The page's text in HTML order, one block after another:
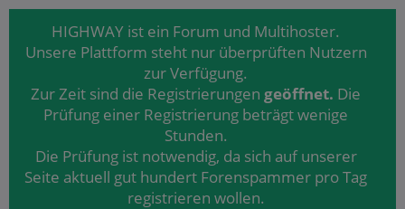
HIGHWAY ist ein Forum und Multihoster.
Unsere Plattform steht nur überprüften Nutzern
zur Verfügung.
Zur Zeit sind die Registrierungen geöffnet. Die
Prüfung einer Registrierung beträgt wenige
Stunden.
Die Prüfung ist notwendig, da sich auf unserer
Seite aktuell gut hundert Forenspammer pro Tag
registrieren wollen.